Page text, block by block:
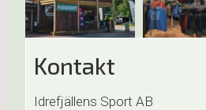
Kontakt
Idrefjällens Sport AB